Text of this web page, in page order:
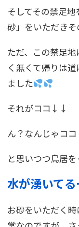
そしてその禁足
砂」をいただき
ただ、この禁足
く無くて帰りは
ました
それがココ↓↓
ん？なんじゃココ
と思いつつ鳥居
水が湧いてる
お砂をいただく